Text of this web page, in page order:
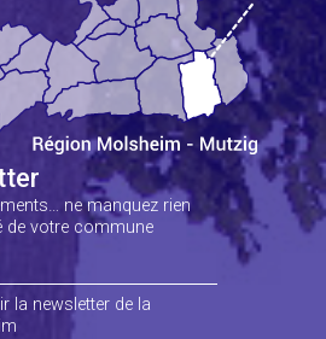
ne manquez rien
de votre commune
la newsletter de la